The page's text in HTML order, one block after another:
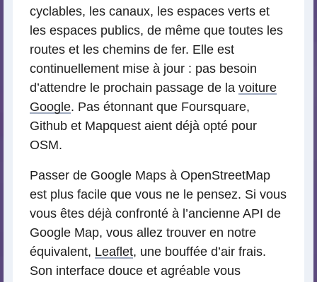
cyclables, les canaux, les espaces verts et
les espaces publics, de même que toutes les
routes et les chemins de fer. Elle est
continuellement mise à jour : pas besoin
d’attendre le prochain passage de la voiture
Google. Pas étonnant que Foursquare,
Github et Mapquest aient déjà opté pour
OSM.
Passer de Google Maps à OpenStreetMap
est plus facile que vous ne le pensez. Si vous
vous êtes déjà confronté à l’ancienne API de
Google Map, vous allez trouver en notre
équivalent, Leaflet, une bouffée d’air frais.
Son interface douce et agréable vous